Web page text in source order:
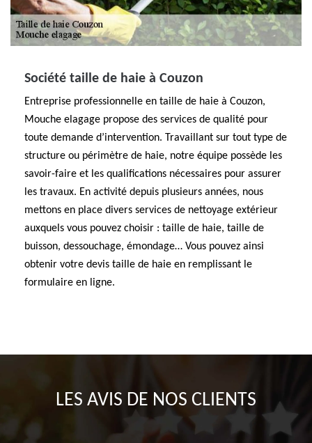
Société taille de haie à Couzon
Entreprise professionnelle en taille de haie à Couzon,
Mouche elagage propose des services de qualité pour
toute demande d’intervention. Travaillant sur tout type de
structure ou périmètre de haie, notre équipe possède les
savoir-faire et les qualifications nécessaires pour assurer
les travaux. En activité depuis plusieurs années, nous
mettons en place divers services de nettoyage extérieur
auxquels vous pouvez choisir : taille de haie, taille de
buisson, dessouchage, émondage… Vous pouvez ainsi
obtenir votre devis taille de haie en remplissant le
formulaire en ligne.
LES AVIS DE NOS CLIENTS